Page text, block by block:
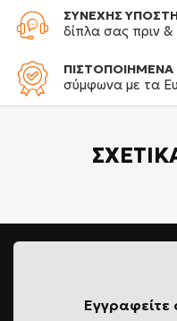
ΣΥΝΕΧΗΣ
δίπλα σας πριν
σύμφωνα με τα